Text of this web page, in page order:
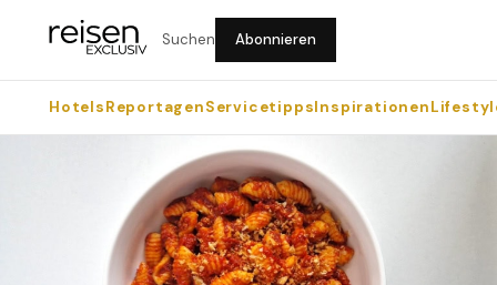
Suchen Abonnieren
HotelsReportagenServicetippsInspirationen